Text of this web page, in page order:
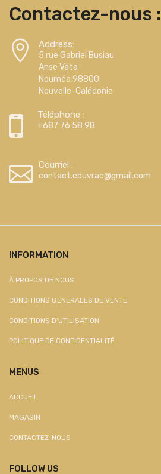
Contactez-nous :
Address:
5 rue Gabriel Busiau
Anse Vata
Nouméa 98800
Nouvelle-Calédonie
Téléphone :
+687 76 58 98
Courriel :
contact.cduvrac@gmail.com
INFORMATION
À PROPOS DE NOUS
CONDITIONS GÉNÉRALES DE VENTE
CONDITIONS D'UTILISATION
POLITIQUE DE CONFIDENTIALITÉ
MENUS
ACCUEIL
MAGASIN
CONTACTEZ-NOUS
FOLLOW US